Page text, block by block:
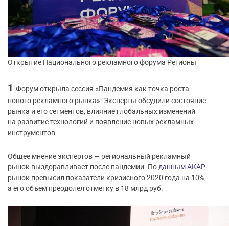
Открытие Национального рекламного форума Регионы
1 Форум открыла сессия «Пандемия как точка роста
нового рекламного рынка». Эксперты обсудили состояние
рынка и его сегментов, влияние глобальных изменений
на развитие технологий и появление новых рекламных
инструментов.
Общее мнение экспертов — региональный рекламный
рынок выздоравливает после пандемии. Поданным АКАР,
рынок превысил показатели кризисного 2020 года на 10%,
а его объем преодолел отметку в 18 млрд руб.